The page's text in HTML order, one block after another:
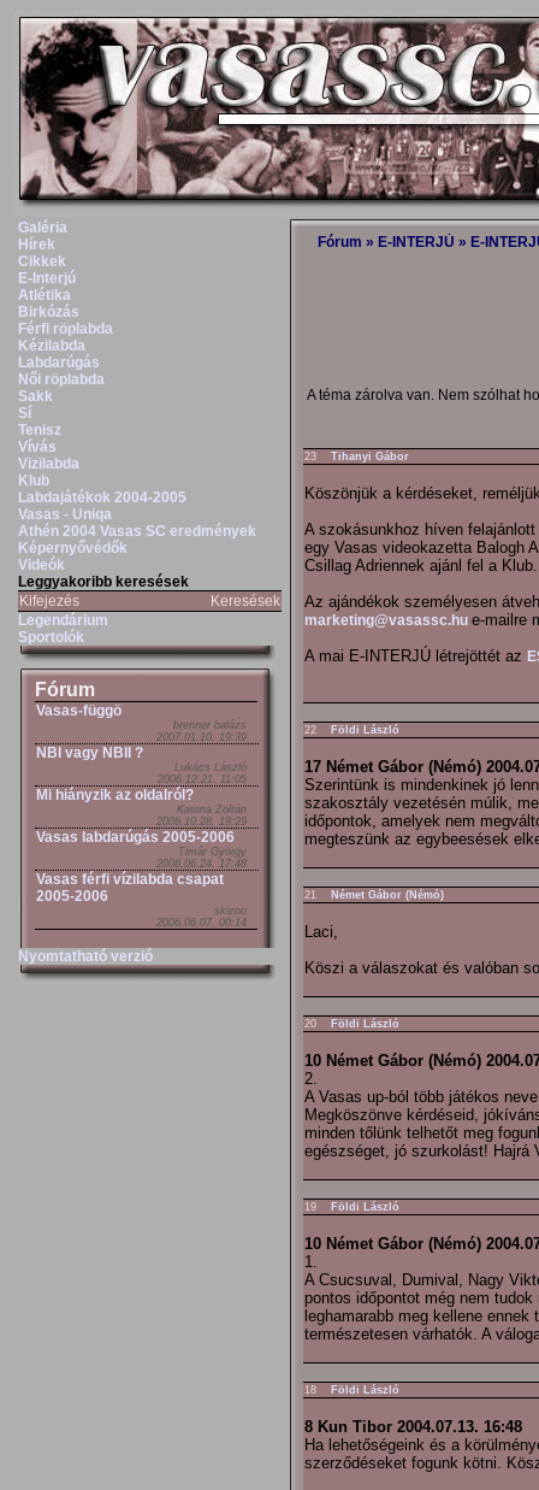
Galéria
Hírek
Cikkek
E-Interjú
Atlétika
Birkózás
Férfi röplabda
Kézilabda
Labdarúgás
Női röplabda
Sakk
Sí
Tenisz
Vívás
Vizilabda
Klub
Labdajátékok 2004-2005
Vasas - Uniqa
Athén 2004 Vasas SC eredmények
Képernyővédők
Videók
Leggyakoribb keresések
Kifejezés
Keresések
Legendárium
Sportolók
Fórum
Vasas-függö
brenner balázs
2007.01.10. 19:39
NBI vagy NBII ?
Lukács László
2006.12.21. 11:05
Mi hiányzik az oldalról?
Katona Zoltán
2006.10.28. 19:29
Vasas labdarúgás 2005-2006
Timár György
2006.06.24. 17:48
Vasas férfi vízilabda csapat
2005-2006
skizoo
2006.06.07. 00:14
Nyomtatható verzió
Fórum » E-INTERJÚ » E-
A téma zárolva van. Nem szólhat
23 Tihanyi Gábor
Köszönjük a kérdéseket,
A szokásunkhoz híven
egy Vasas videokazetta Balogh
Csillag Adriennek ajánl fel a Klub.
Az ajándékok személyesen
marketing@vasassc.hu e-mailre
A mai E-INTERJÚ létrejöttét az
22 Földi László
17 Német Gábor (Némó)
Szerintünk is mindenkinek jó
szakosztály vezetésén múlik,
időpontok, amelyek nem
megteszünk az egybeesések
21 Német Gábor (Némó)
Laci,
Köszi a válaszokat és valóban
20 Földi László
10 Német Gábor (Némó)
2.
A Vasas up-ból több játékos
Megköszönve kérdéseid,
minden tőlünk telhetőt meg
egészséget, jó szurkolást! Hajrá
19 Földi László
10 Német Gábor (Némó)
1.
A Csucsuval, Dumival, Nagy
pontos időpontot még nem
leghamarabb meg kellene
természetesen várhatók. A
18 Földi László
8 Kun Tibor 2004.07.13. 16:48
Ha lehetőségeink és a
szerződéseket fogunk kötni.